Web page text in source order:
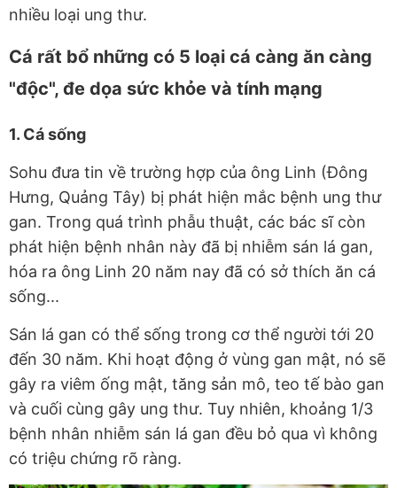
nhiều loại ung thư.
Cá rất bổ những có 5 loại cá càng ăn càng
"độc", đe dọa sức khỏe và tính mạng
1. Cá sống
Sohu đưa tin về trường hợp của ông Linh (Đông
Hưng, Quảng Tây) bị phát hiện mắc bệnh ung thư
gan. Trong quá trình phẫu thuật, các bác sĩ còn
phát hiện bệnh nhân này đã bị nhiễm sán lá gan,
hóa ra ông Linh 20 năm nay đã có sở thích ăn cá
sống...
Sán lá gan có thể sống trong cơ thể người tới 20
đến 30 năm. Khi hoạt động ở vùng gan mật, nó sẽ
gây ra viêm ống mật, tăng sản mô, teo tế bào gan
và cuối cùng gây ung thư. Tuy nhiên, khoảng 1/3
bệnh nhân nhiễm sán lá gan đều bỏ qua vì không
có triệu chứng rõ ràng.